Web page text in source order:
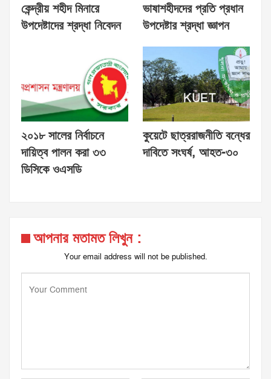
কেন্দ্রীয় শহীদ মিনারে
উপদেষ্টাদের শ্রদ্ধা নিবেদন
ভাষাশহীদদের প্রতি প্রধান
উপদেষ্টার শ্রদ্ধা জ্ঞাপন
২০১৮ সালের নির্বাচনে
দায়িত্ব পালন করা ৩৩
ডিসিকে ওএসডি
কুয়েটে ছাত্ররাজনীতি বন্ধের
দাবিতে সংঘর্ষ, আহত-৩০
আপনার মতামত লিখুন :
Your email address will not be published.